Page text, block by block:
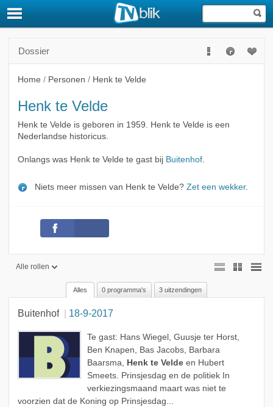
Dossier
Home / Personen / Henk te Velde
Henk te Velde
Henk te Velde is geboren in 1959. Henk te Velde is een
Nederlandse historicus.
Onlangs was Henk te Velde te gast bij Buitenhof.
Niets meer missen van Henk te Velde? Zet een wekker.
Alle rollen
Alle rollen
Gast
Alles 0 programma's 3 uitzendingen
Buitenhof 18-9-2017
Te gast: Hans Wiegel, Guusje ter Horst,
Ben Knapen, Bas Jacobs, Barbara
Baarsma, Henk te Veldeen Hubert
Smeets. Prinsjesdag en de politiek In
verkiezingsmaand maart was niet te
voorzien dat de Koning op Prinsjesdag...